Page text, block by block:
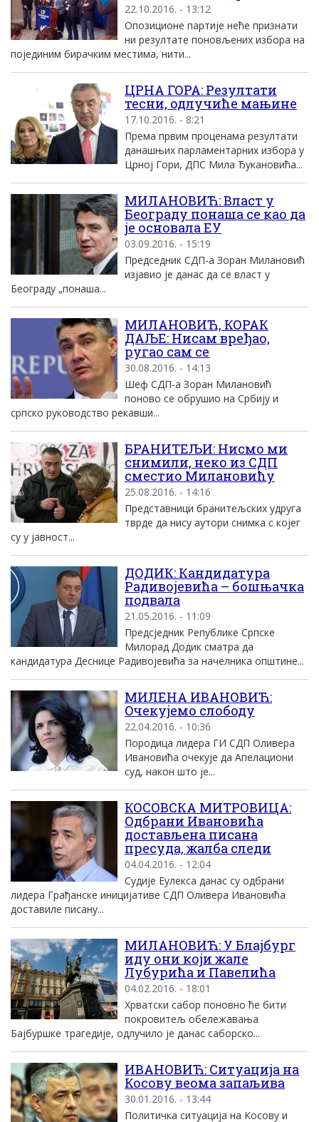
22.10.2016. - 13:12
Опозиционе партије неће признати
ни резултате поновљених избора на
појединим бирачким местима, нити...
ЦРНА ГОРА: Резултати
тесни, одлучиће мањине
17.10.2016. - 8:21
Према првим проценама резултати
данашњих парламентарних избора у
Црноj Гори, ДПС Mила Ђукановића...
MИЛАНОВИЋ: Власт у
Београду понаша се као да
jе основала EУ
03.09.2016. - 15:19
Председник СДП-а Зоран Mилановић
изjавио jе данас да се власт у
Београду „понаша...
MИЛАНОВИЋ, КОРАК
ДАЉЕ: Нисам вређао,
ругао сам се
30.08.2016. - 14:13
Шеф СДП-а Зоран Mилановић
поново се обрушио на Србиjу и
српско руководство рекавши...
БРАНИТЕЉИ: Нисмо ми
снимили, неко из СДП
сместио Mилановићу
25.08.2016. - 14:16
Представници бранитељских удруга
тврде да нису аутори снимка с коjег
су у jавност...
ДОДИК: Кандидатура
Радивојевића – бошњачка
подвала
21.05.2016. - 11:09
Предсједник Републике Српске
Милорад Додик сматра да
кандидатура Деснице Радивојевића за начелника општине...
MИЛЕНА ИВАНОВИЋ:
Oчекуjемо слободу
22.04.2016. - 10:36
Породица лидера ГИ СДП Oливера
Ивановића очекуjе да Aпелациони
суд, након што jе...
КОСОВСКА МИТРОВИЦА:
Одбрани Ивановића
достављена писана
пресуда, жалба следи
04.04.2016. - 12:04
Судије Еулекса данас су одбрани
лидера Грађанске иницијативе СДП Оливера Ивановића
доставиле писану...
MИЛАНОВИЋ: У Блаjбург
иду они коjи жале
Лубурића и Павелића
04.02.2016. - 18:01
Хрватски сабор поновно ће бити
покровитељ обележавања
Баjбуршке трагедиjе, одлучило jе данас саборско...
ИВАНОВИЋ: Ситуација на
Косову веома запаљива
30.01.2016. - 13:44
Политичка ситуација на Косову и